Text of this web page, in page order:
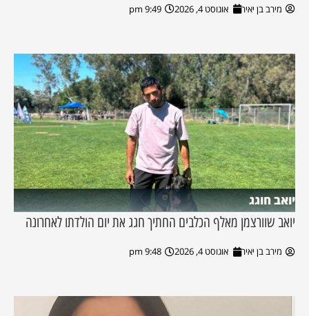
מירב בן יאיר אוגוסט 4, 2026 9:49 pm
יואב חוגג
יואב שוורצמן מאלף הכלבים החתיך חגג את יום הולדתו לאחרונה
מירב בן יאיר אוגוסט 4, 2026 9:48 pm